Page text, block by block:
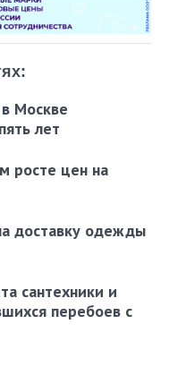
Москве
лет
росте цен на
доставку одежды
сантехники и
перебоев с